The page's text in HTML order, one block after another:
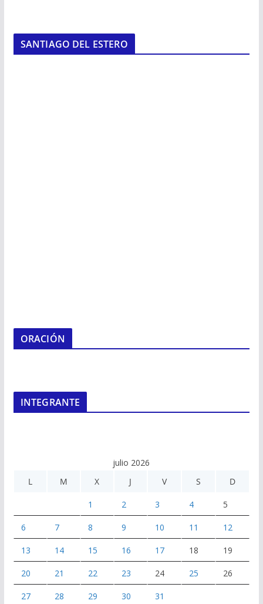
SANTIAGO DEL ESTERO
ORACIÓN
INTEGRANTE
julio 2026
L
M X J V S D
1 2 3 4 5
6 7 8 9 10 11 12
13 14 15 16 17 18 19
20 21 22 23 24 25 26
27 28 29 30 31